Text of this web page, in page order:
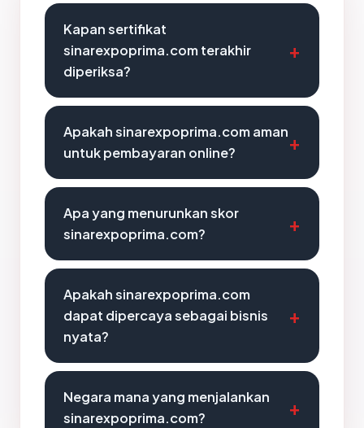
Kapan sertifikat
sinarexpoprima.com terakhir
diperiksa?
Apakah sinarexpoprima.com aman
untuk pembayaran online?
Apa yang menurunkan skor
sinarexpoprima.com?
Apakah sinarexpoprima.com
dapat dipercaya sebagai bisnis
nyata?
Negara mana yang menjalankan
sinarexpoprima.com?